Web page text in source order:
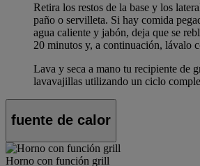
Retira los restos de la base y los
paño o servilleta. Si hay comida
agua caliente y jabón, deja que se
20 minutos y, a continuación, lávalo
Lava y seca a mano tu recipiente de
lavavajillas utilizando un ciclo
fuente de calor
Horno con función grill